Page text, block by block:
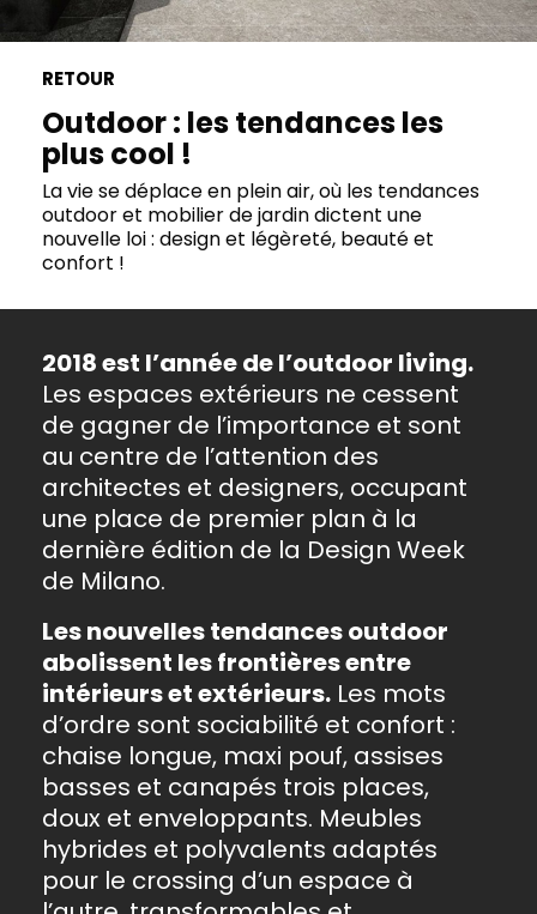
RETOUR
Outdoor : les tendances les
plus cool !
La vie se déplace en plein air, où les tendances
outdoor et mobilier de jardin dictent une
nouvelle loi : design et légèreté, beauté et
confort !
2018 est l’année de l’outdoor living.
Les espaces extérieurs ne cessent
de gagner de l’importance et sont
au centre de l’attention des
architectes et designers, occupant
une place de premier plan à la
dernière édition de la Design Week
de Milano.
Les nouvelles tendances outdoor
abolissent les frontières entre
intérieurs et extérieurs. Les mots
d’ordre sont sociabilité et confort :
chaise longue, maxi pouf, assises
basses et canapés trois places,
doux et enveloppants. Meubles
hybrides et polyvalents adaptés
pour le crossing d’un espace à